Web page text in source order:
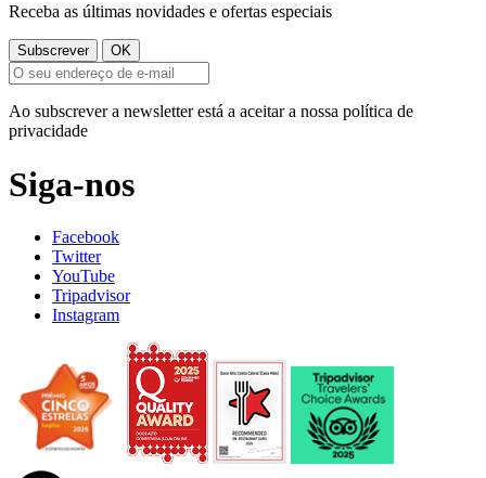
Receba as últimas novidades e ofertas especiais
Ao subscrever a newsletter está a aceitar a nossa política de
privacidade
Siga-nos
Facebook
Twitter
YouTube
Tripadvisor
Instagram